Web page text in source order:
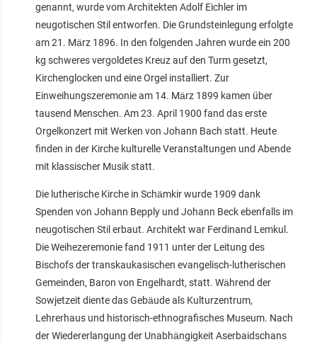
genannt, wurde vom Architekten Adolf Eichler im
neugotischen Stil entworfen. Die Grundsteinlegung erfolgte
am 21. März 1896. In den folgenden Jahren wurde ein 200
kg schweres vergoldetes Kreuz auf den Turm gesetzt,
Kirchenglocken und eine Orgel installiert. Zur
Einweihungszeremonie am 14. März 1899 kamen über
tausend Menschen. Am 23. April 1900 fand das erste
Orgelkonzert mit Werken von Johann Bach statt. Heute
finden in der Kirche kulturelle Veranstaltungen und Abende
mit klassischer Musik statt.
Die lutherische Kirche in Schämkir wurde 1909 dank
Spenden von Johann Bepply und Johann Beck ebenfalls im
neugotischen Stil erbaut. Architekt war Ferdinand Lemkul.
Die Weihezeremonie fand 1911 unter der Leitung des
Bischofs der transkaukasischen evangelisch-lutherischen
Gemeinden, Baron von Engelhardt, statt. Während der
Sowjetzeit diente das Gebäude als Kulturzentrum,
Lehrerhaus und historisch-ethnografisches Museum. Nach
der Wiedererlangung der Unabhängigkeit Aserbaidschans